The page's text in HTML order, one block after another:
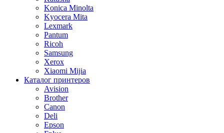
Konica Minolta
Kyocera Mita
Lexmark
Pantum
Ricoh
Samsung
Xerox
Xiaomi Mijia
Каталог принтеров
Avision
Brother
Canon
Deli
Epson